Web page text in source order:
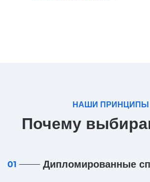
НАШИ ПРИНЦИПЫ
Почему
01 Дипломированные